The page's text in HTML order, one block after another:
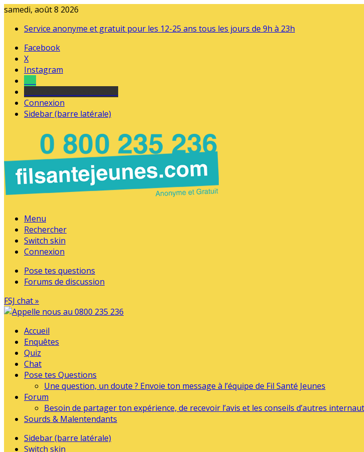
samedi, août 8 2026
Service anonyme et gratuit pour les 12-25 ans tous les jours de 9h à 23h
Facebook
X
Instagram
Connexion
Sidebar (barre latérale)
Menu
Rechercher
Switch skin
Connexion
Pose tes questions
Forums de discussion
FSJ chat »
Accueil
Enquêtes
Quiz
Chat
Pose tes Questions
Une question, un doute ? Envoie ton message à l’équipe de Fil Santé Jeunes
Forum
Besoin de partager ton expérience, de recevoir l’avis et les conseils d’autres
Sourds & Malentendants
Sidebar (barre latérale)
Switch skin